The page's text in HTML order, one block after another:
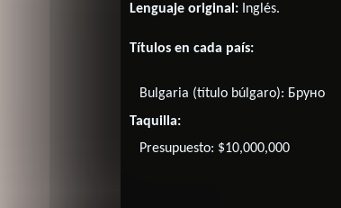
Lenguaje original: Inglés.
Títulos en cada país:
Bulgaria (título búlgaro): Бруно
Taquilla:
Presupuesto: $10,000,000